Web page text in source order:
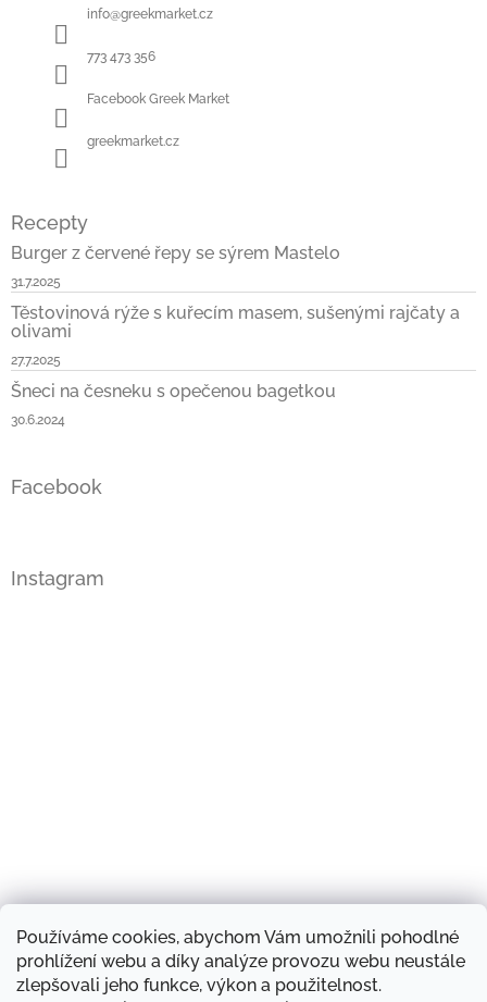
Používáme cookies, abychom Vám umožnili pohodlné
prohlížení webu a díky analýze provozu webu neustále
zlepšovali jeho funkce, výkon a použitelnost.
info@greekmarket.cz
773 473 356
Facebook Greek Market
greekmarket.cz
Recepty
Burger z červené řepy se sýrem Mastelo
31.7.2025
Těstovinová rýže s kuřecím masem, sušenými rajčaty a
olivami
27.7.2025
Šneci na česneku s opečenou bagetkou
30.6.2024
Facebook
Instagram
Sledovat na Instagramu